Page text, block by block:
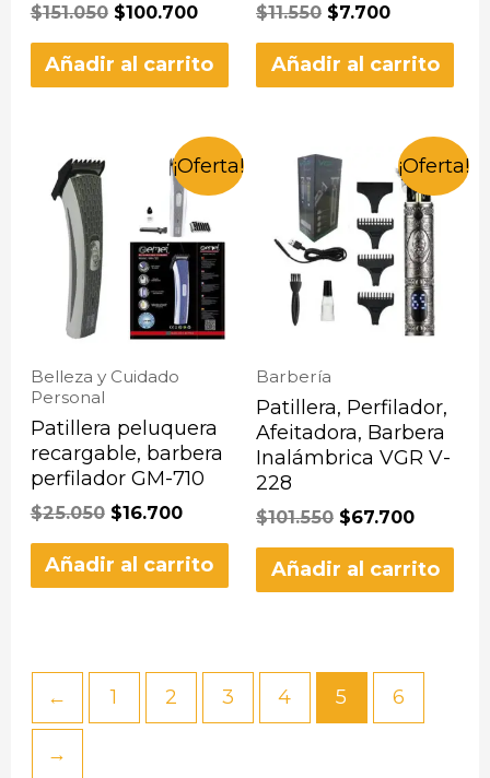
$151.050 $100.700
Añadir al carrito
$11.550 $7.700
Añadir al carrito
¡Oferta!
Belleza y Cuidado
Personal
Patillera peluquera
recargable, barbera
perfilador GM-710
$25.050 $16.700
Añadir al carrito
¡Oferta!
Barbería
Patillera, Perfilador,
Afeitadora, Barbera
Inalámbrica VGR V-
228
$101.550 $67.700
Añadir al carrito
← 1 2 3 4 5 6
→